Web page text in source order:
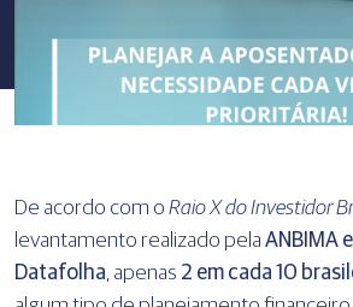
De acordo com o Raio X do Investidor
levantamento realizado pela ANBIMA
Datafolha, apenas 2 em cada 10